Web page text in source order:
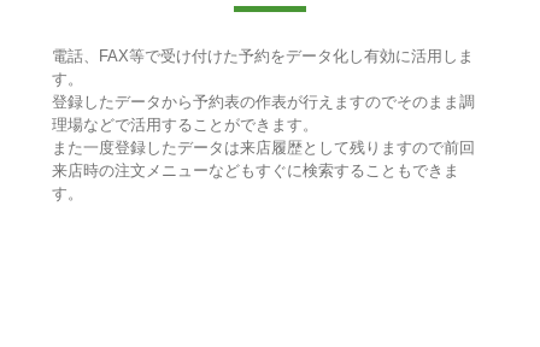
電話、FAX等で受け付けた予約をデータ化し有効に活用しま
す。
登録したデータから予約表の作表が行えますのでそのまま調
理場などで活用することができます。
また一度登録したデータは来店履歴として残りますので前回
来店時の注文メニューなどもすぐに検索することもできま
す。